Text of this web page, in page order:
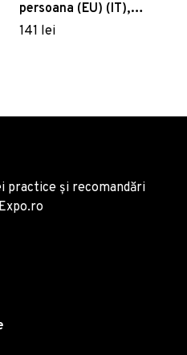
persoana (EU) (IT),
Dakota - Grey, Cotton
141 lei
practice și recomandări